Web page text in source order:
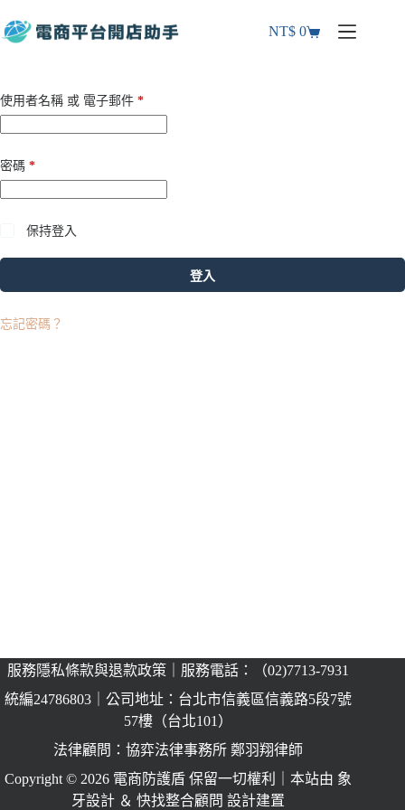
NT$ 0
使用者名稱 或 電子郵件 *
密碼 *
保持登入
登入
忘記密碼？
服務隱私條款與退款政策 ｜服務電話：（02)7713-7931
統編24786803 ｜公司地址：台北市信義區信義路5段7號
57樓（台北101）
法律顧問：協弈法律事務所 鄭羽翔律師
Copyright © 2026 電商防護盾 保留一切權利｜本站由 象
牙設計 ＆ 快找整合顧問 設計建置